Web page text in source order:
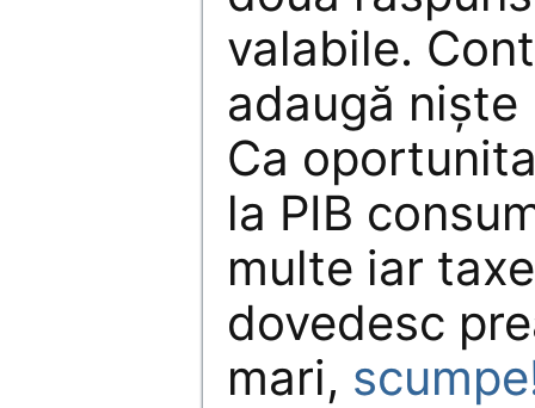
valabile.
adaugă nişte
Ca
la PIB
multe iar
dovedesc
mari,